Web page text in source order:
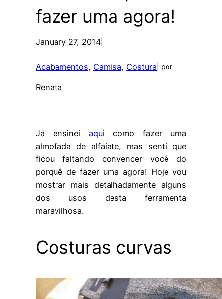
fazer uma agora!
January 27, 2014
Acabamentos, Camisa, Costura | por
Renata
Já ensinei aqui como fazer uma
almofada de alfaiate, mas senti que
ficou faltando convencer você do
porquê de fazer uma agora! Hoje vou
mostrar mais detalhadamente alguns
dos usos desta ferramenta
maravilhosa.
Costuras curvas